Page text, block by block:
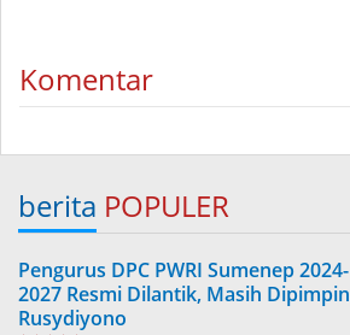
Komentar
berita POPULER
Pengurus DPC PWRI Sumenep 2024-
2027 Resmi Dilantik, Masih Dipimpin
Rusydiyono